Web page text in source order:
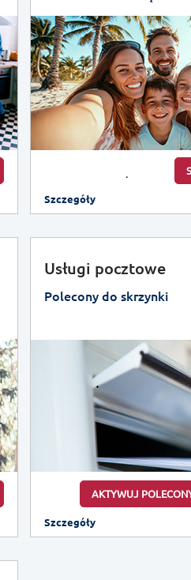
Szczegóły
Usługi pocztowe
Polecony do skrzynki
AKTYWUJ
Szczegóły